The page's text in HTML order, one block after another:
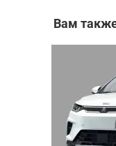
Вам